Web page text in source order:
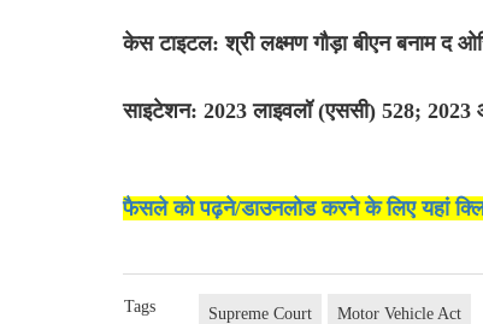
केस टाइटल: श्री लक्ष्मण गौड़ा बीएन बनाम द
साइटेशन: 2023 लाइवलॉ (एससी) 528; 2023
फैसले को पढ़ने/डाउनलोड करने के लिए यहां
Tags Supreme Court Motor Vehicle Act